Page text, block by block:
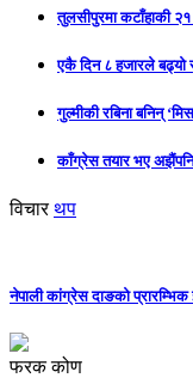
तुलसीपुरमा कटाँहाकी २१
एकै दिन ८ हजारले बढ्यो
गुल्मीकी रबिना बनिन्
काँग्रेस तयार भए
विचार थप
नेपाली कांग्रेस दाङको प्रारम्भिक
फरक कोण